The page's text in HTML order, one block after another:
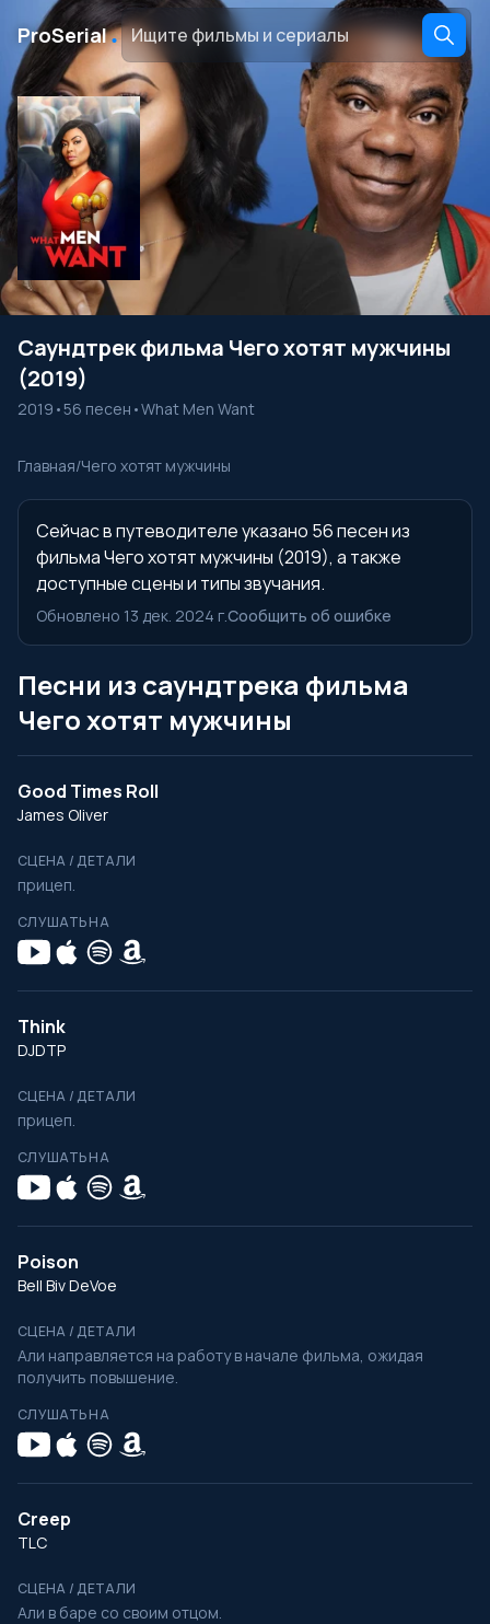
ProSerial․
Саундтрек фильма Чего хотят мужчины
(2019)
2019 •56 песен •What Men Want
Главная/Чего хотят мужчины
Сейчас в путеводителе указано 56 песен из
фильма Чего хотят мужчины (2019), а также
доступные сцены и типы звучания.
Обновлено 13 дек. 2024 г.Сообщить об ошибке
Песни из саундтрека фильма
Чего хотят мужчины
Good Times Roll
James Oliver
СЦЕНА / ДЕТАЛИ
прицеп.
СЛУШАТЬ НА
Think
DJDTP
СЦЕНА / ДЕТАЛИ
прицеп.
СЛУШАТЬ НА
Poison
Bell Biv DeVoe
СЦЕНА / ДЕТАЛИ
Али направляется на работу в начале фильма, ожидая
получить повышение.
СЛУШАТЬ НА
Creep
TLC
СЦЕНА / ДЕТАЛИ
Али в баре со своим отцом.